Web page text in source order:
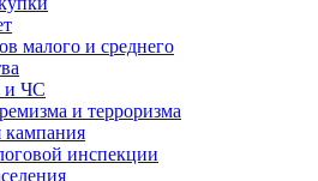
малого и среднего
и ЧС
и терроризма
кампания
инспекции